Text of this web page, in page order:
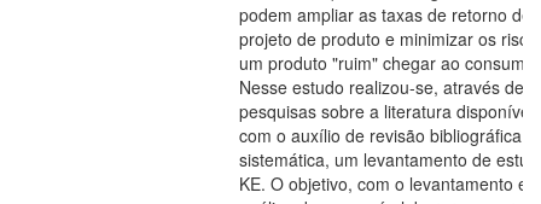
podem ampliar as taxas de retorno de
projeto de produto e minimizar os
um produto "ruim" chegar ao
Nesse estudo realizou-se, através de
pesquisas sobre a literatura disponível
com o auxílio de revisão bibliográfica
sistemática, um levantamento de
KE. O objetivo, com o levantamento e